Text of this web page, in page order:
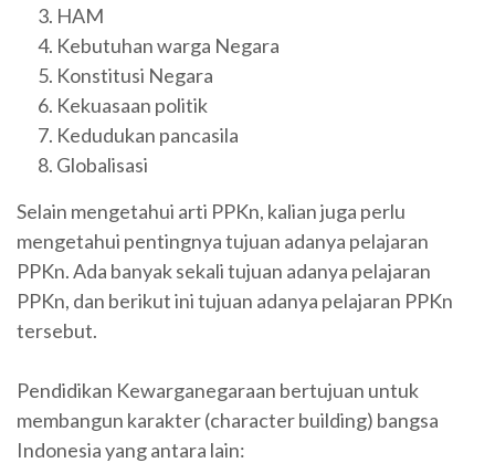
HAM
Kebutuhan warga Negara
Konstitusi Negara
Kekuasaan politik
Kedudukan pancasila
Globalisasi
Selain mengetahui arti PPKn, kalian juga perlu
mengetahui pentingnya tujuan adanya pelajaran
PPKn. Ada banyak sekali tujuan adanya pelajaran
PPKn, dan berikut ini tujuan adanya pelajaran PPKn
tersebut.
Pendidikan Kewarganegaraan bertujuan untuk
membangun karakter (character building) bangsa
Indonesia yang antara lain: